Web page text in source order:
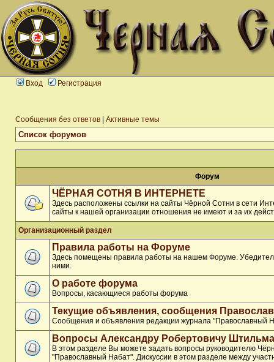
Вход Регистрация
Сообщения без ответов Активные темы
Список форумов
Форум
ЧЁРНАЯ СОТНЯ В ИНТЕРНЕТЕ
Здесь расположены ссылки на сайты Чёрной Сотни в сети
сайты к нашей организации отношения не имеют и за их
Организационный раздел
Правила работы на Форуме
Здесь помещены правила работы на нашем Форуме.
ними.
О работе форума
Вопросы, касающиеся работы форума
Текущие объявления, сообщения
Сообщения и объявления редакции журнала "Православный
Вопросы Александру Робертовичу
В этом разделе Вы можете задать вопросы руководителю
"Православный Набат". Дискуссии в этом разделе между